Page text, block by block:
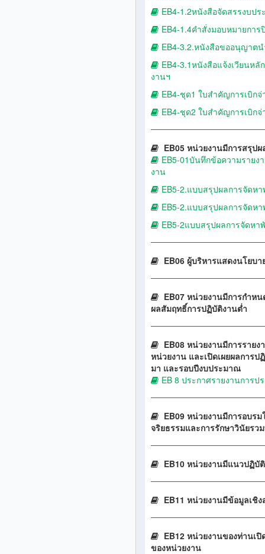
EB4-1.2หนังสือจัดสรรงบป
EB4-1.4คำสั่งมอบหมายกา
EB4-3.2.หนังสือขออนุญาต
EB4-3.1หนังสือแจ้งเวียนห
งานฯ
EB4-ชุด1 ใบสำคัญการเบิก
EB4-ชุด2 ใบสำคัญการเบิก
EB05 หน่วยงานมีการสรุป
EB5-01บันทึกข้อความราย
งาน
EB5-2.แบบสรุปผลการจัดห
EB5-2.แบบสรุปผลการจัดห
EB5-2แบบสรุปผลการจัดห
EB06 ผู้บริหารแสดงนโยบ
EB07 หน่วยงานมีการกำห
ผลสัมฤทธิ์การปฏิบัติงานต่ำ
EB08 หน่วยงานมีการราย
หน่วยงาน และเปิดเผยผลการ
มา และรอบปีงบประมาณ
EB 8 ประกาศรายงานการ
EB09 หน่วยงานมีการอบร
จริยธรรมและการรักษาวินัยรว
EB10 หน่วยงานมีแนวปฏิบัติ
EB11 หน่วยงานมีข้อมูลเชิง
EB12 หน่วยงานของท่านเ
ของหน่วยงาน